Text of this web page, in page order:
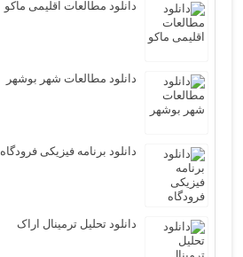
دانلود مطالعات اقلیمی ماکو
دانلود مطالعات شهر بوشهر
دانلود برنامه فیزیکی فرودگاه
دانلود تحلیل ترمینال اراک